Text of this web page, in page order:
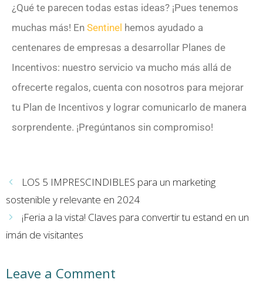
¿Qué te parecen todas estas ideas? ¡Pues tenemos
muchas más! En Sentinel hemos ayudado a
centenares de empresas a desarrollar Planes de
Incentivos: nuestro servicio va mucho más allá de
ofrecerte regalos, cuenta con nosotros para mejorar
tu Plan de Incentivos y lograr comunicarlo de manera
sorprendente. ¡Pregúntanos sin compromiso!
LOS 5 IMPRESCINDIBLES para un marketing
sostenible y relevante en 2024
¡Feria a la vista! Claves para convertir tu estand en un
imán de visitantes
Leave a Comment